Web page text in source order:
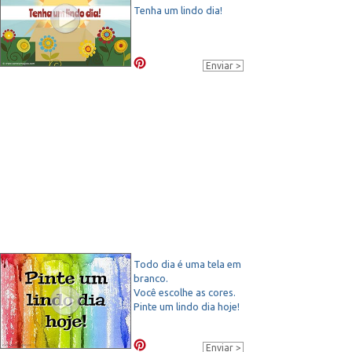
Tenha um lindo dia!
Enviar
Todo dia é uma tela em
branco.
Você escolhe as cores.
Pinte um lindo dia hoje!
Enviar